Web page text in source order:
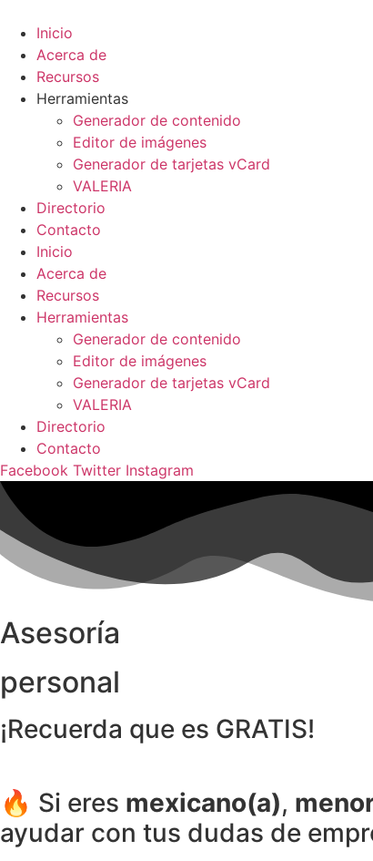
contenido
Inicio
Acerca de
Recursos
Herramientas
Generador de contenido
Editor de imágenes
Generador de tarjetas vCard
VALERIA
Directorio
Contacto
Inicio
Acerca de
Recursos
Herramientas
Generador de contenido
Editor de imágenes
Generador de tarjetas vCard
VALERIA
Directorio
Contacto
Facebook Twitter Instagram
Asesoría
personal
¡Recuerda que es GRATIS!
🔥 Si eres mexicano(a),
ayudar con tus dudas de